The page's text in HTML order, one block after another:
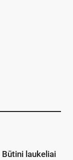
Būtini laukeliai